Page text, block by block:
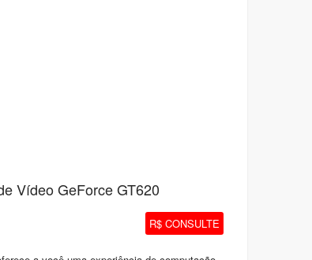
Vídeo GeForce GT620
R$ CONSULTE